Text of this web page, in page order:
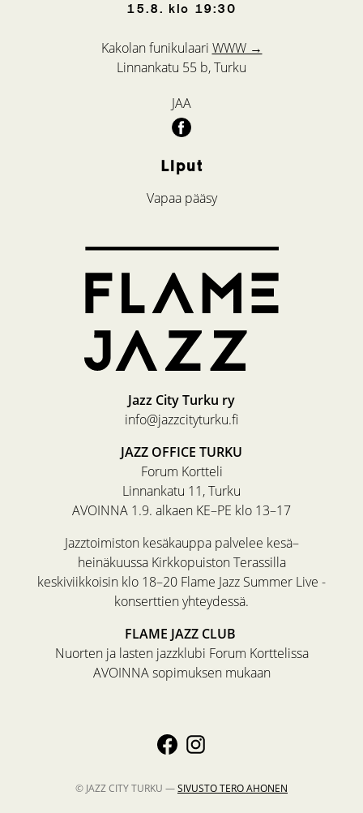
15.8. klo 19:30
Kakolan funikulaari WWW →
Linnankatu 55 b, Turku
JAA
Liput
Vapaa pääsy
Jazz City Turku ry
info@jazzcityturku.fi
JAZZ OFFICE TURKU
Forum Kortteli
Linnankatu 11, Turku
AVOINNA 1.9. alkaen KE–PE klo 13–17
Jazztoimiston kesäkauppa palvelee kesä–
heinäkuussa Kirkkopuiston Terassilla
keskiviikkoisin klo 18–20 Flame Jazz Summer Live -
konserttien yhteydessä.
FLAME JAZZ CLUB
Nuorten ja lasten jazzklubi Forum Korttelissa
AVOINNA sopimuksen mukaan
© JAZZ CITY TURKU —SIVUSTOTERO AHONEN